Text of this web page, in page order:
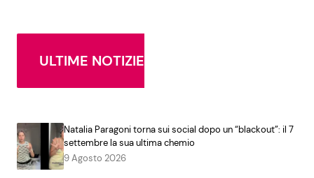
ULTIME NOTIZIE
Natalia Paragoni torna sui social dopo un “blackout”: il 7
settembre la sua ultima chemio
9 Agosto 2026